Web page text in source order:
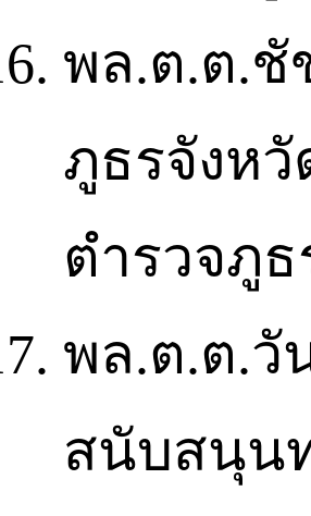
พล.ต.ต.ชั
ภูธรจังห
ตำรวจภู
พล.ต.ต.วั
สนับสนุน